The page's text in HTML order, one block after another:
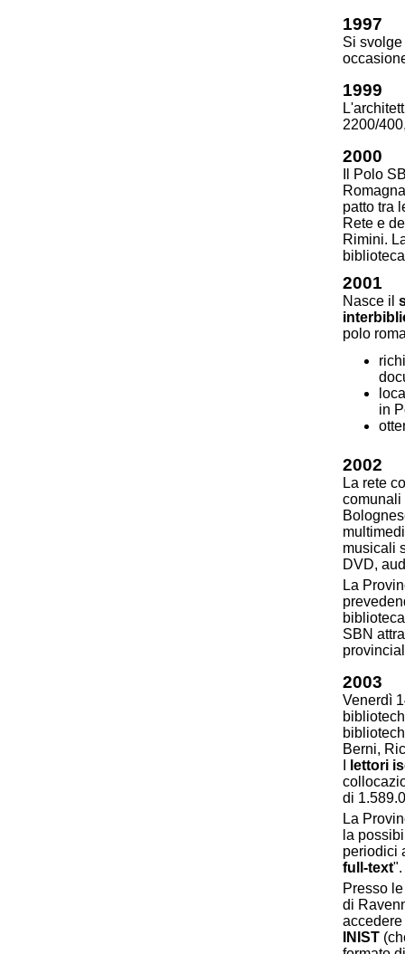
1997
Si
1999
2200/
2000
Il Polo
patto tra
Rete e
Rimini.
2001
Nasce il
polo
in
2002
La rete
comunali
musicali
DVD,
La
SBN
2003
Venerdì
Berni,
lettori
di
La
la
periodici
full-text".
Presso
di
INIST